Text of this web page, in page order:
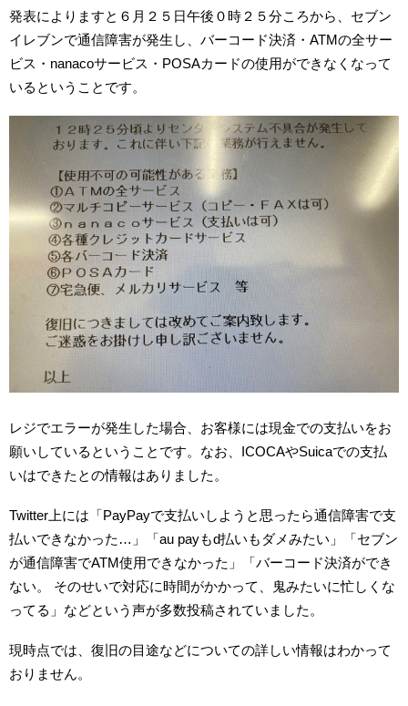
発表によりますと６月２５日午後０時２５分ころから、セブン
イレブンで通信障害が発生し、バーコード決済・ATMの全サー
ビス・nanacoサービス・POSAカードの使用ができなくなって
いるということです。
レジでエラーが発生した場合、お客様には現金での支払いをお
願いしているということです。なお、ICOCAやSuicaでの支払
いはできたとの情報はありました。
Twitter上には「PayPayで支払いしようと思ったら通信障害で支
払いできなかった…」「au payもd払いもダメみたい」「セブン
が通信障害でATM使用できなかった」「バーコード決済ができ
ない。 そのせいで対応に時間がかかって、鬼みたいに忙しくな
ってる」などという声が多数投稿されていました。
現時点では、復旧の目途などについての詳しい情報はわかって
おりません。